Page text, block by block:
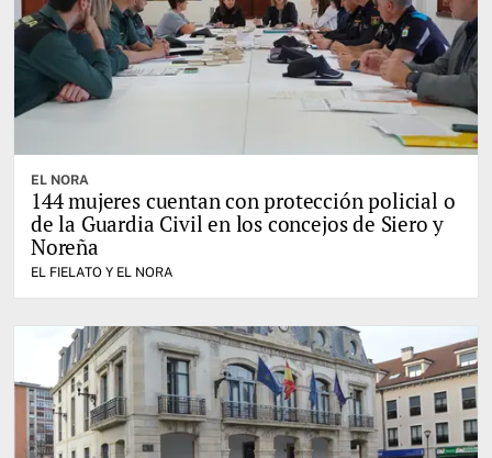
EL NORA
144 mujeres cuentan con protección policial o
de la Guardia Civil en los concejos de Siero y
Noreña
EL FIELATO Y EL NORA